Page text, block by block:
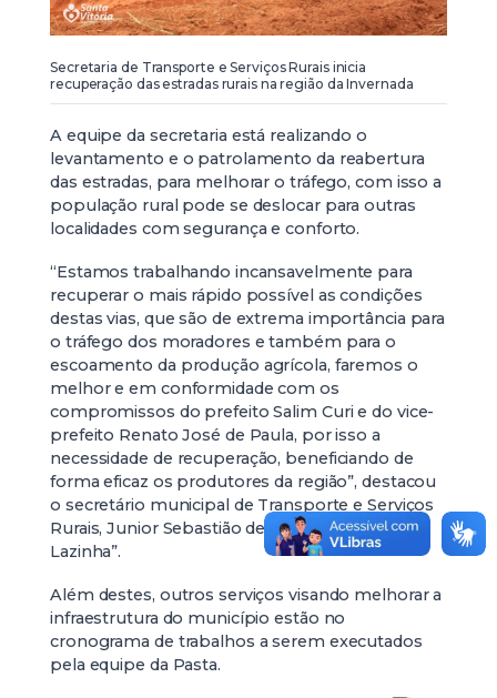
Secretaria de Transporte e Serviços Rurais inicia
recuperação das estradas rurais na região da Invernada
A equipe da secretaria está realizando o
levantamento e o patrolamento da reabertura
das estradas, para melhorar o tráfego, com isso a
população rural pode se deslocar para outras
localidades com segurança e conforto.
“Estamos trabalhando incansavelmente para
recuperar o mais rápido possível as condições
destas vias, que são de extrema importância para
o tráfego dos moradores e também para o
escoamento da produção agrícola, faremos o
melhor e em conformidade com os
compromissos do prefeito Salim Curi e do vice-
prefeito Renato José de Paula, por isso a
necessidade de recuperação, beneficiando de
forma eficaz os produtores da região”, destacou
o secretário municipal de Transporte e Serviços
Rurais, Junior Sebastião de Souza “Junim da
Lazinha”.
Além destes, outros serviços visando melhorar a
infraestrutura do município estão no
cronograma de trabalhos a serem executados
pela equipe da Pasta.